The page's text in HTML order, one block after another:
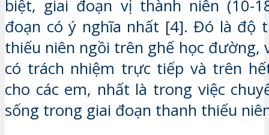
biệt, giai đoạn vị thành niên (10-
đoạn có ý nghĩa nhất [4]. Đó là độ
thiếu niên ngồi trên ghế học đường,
có trách nhiệm trực tiếp và trên
cho các em, nhất là trong việc
sống trong giai đoạn thanh thiếu